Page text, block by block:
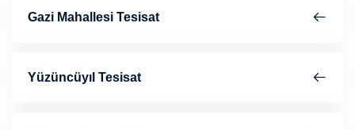
Gazi Mahallesi Tesisat
Yüzüncüyıl Tesisat